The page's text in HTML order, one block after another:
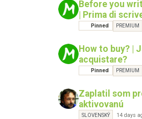
Before you
| Prima di
Pinned PREMIUM
How to buy? |
acquistare?
Pinned PREMIUM
Zaplatil som
aktivovanú
SLOVENSKÝ 14 days